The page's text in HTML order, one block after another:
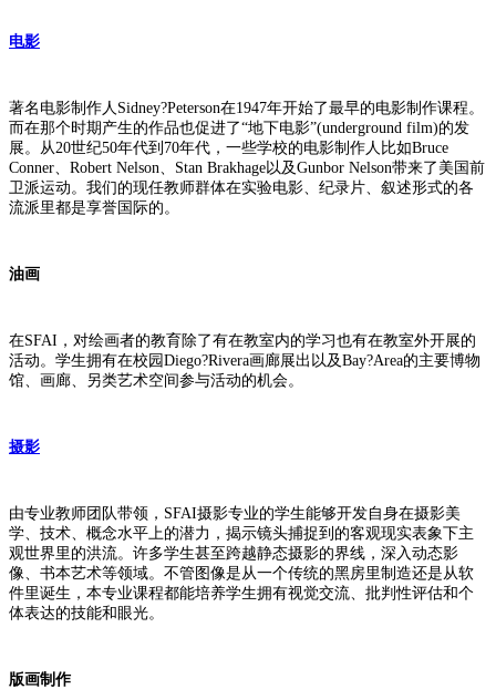
电影
著名电影制作人Sidney?Peterson在1947年开始了最早的电影制作课程。
而在那个时期产生的作品也促进了“地下电影”(underground film)的发
展。从20世纪50年代到70年代，一些学校的电影制作人比如Bruce
Conner、Robert Nelson、Stan Brakhage以及Gunbor Nelson带来了美国前
卫派运动。我们的现任教师群体在实验电影、纪录片、叙述形式的各
流派里都是享誉国际的。
油画
在SFAI，对绘画者的教育除了有在教室内的学习也有在教室外开展的
活动。学生拥有在校园Diego?Rivera画廊展出以及Bay?Area的主要博物
馆、画廊、另类艺术空间参与活动的机会。
摄影
由专业教师团队带领，SFAI摄影专业的学生能够开发自身在摄影美
学、技术、概念水平上的潜力，揭示镜头捕捉到的客观现实表象下主
观世界里的洪流。许多学生甚至跨越静态摄影的界线，深入动态影
像、书本艺术等领域。不管图像是从一个传统的黑房里制造还是从软
件里诞生，本专业课程都能培养学生拥有视觉交流、批判性评估和个
体表达的技能和眼光。
版画制作